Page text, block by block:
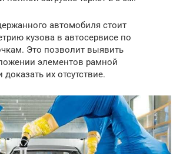
автомобиля стоит
кузова в автосервисе по
Это позволит выявить
элементов рамной
их отсутствие.